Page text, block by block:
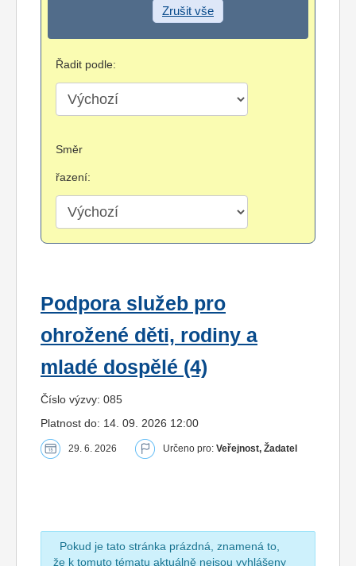
Zrušit vše
Řadit podle:
Směr
řazení:
Podpora služeb pro
ohrožené děti, rodiny a
mladé dospělé (4)
Číslo výzvy: 085
Platnost do: 14. 09. 2026 12:00
29. 6. 2026 Určeno pro: Veřejnost, Žadatel
Pokud je tato stránka prázdná, znamená to,
že k tomuto tématu aktuálně nejsou vyhlášeny